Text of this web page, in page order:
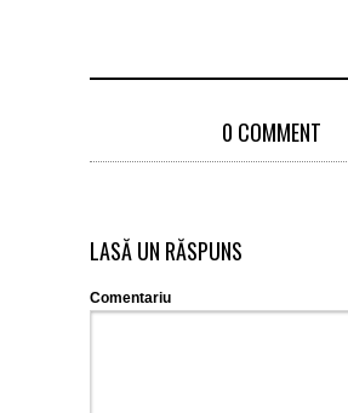
0 COMMENT
LASĂ UN RĂSPUNS
Comentariu